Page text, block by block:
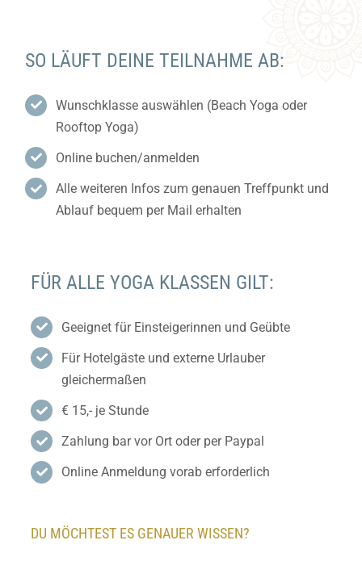
SO LÄUFT DEINE TEILNAHME AB:
Wunschklasse auswählen (Beach Yoga oder
Rooftop Yoga)
Online buchen/anmelden
Alle weiteren Infos zum genauen Treffpunkt und
Ablauf bequem per Mail erhalten
FÜR ALLE YOGA KLASSEN GILT:
Geeignet für Einsteigerinnen und Geübte
Für Hotelgäste und externe Urlauber
gleichermaßen
€ 15,- je Stunde
Zahlung bar vor Ort oder per Paypal
Online Anmeldung vorab erforderlich
DU MÖCHTEST ES GENAUER WISSEN?